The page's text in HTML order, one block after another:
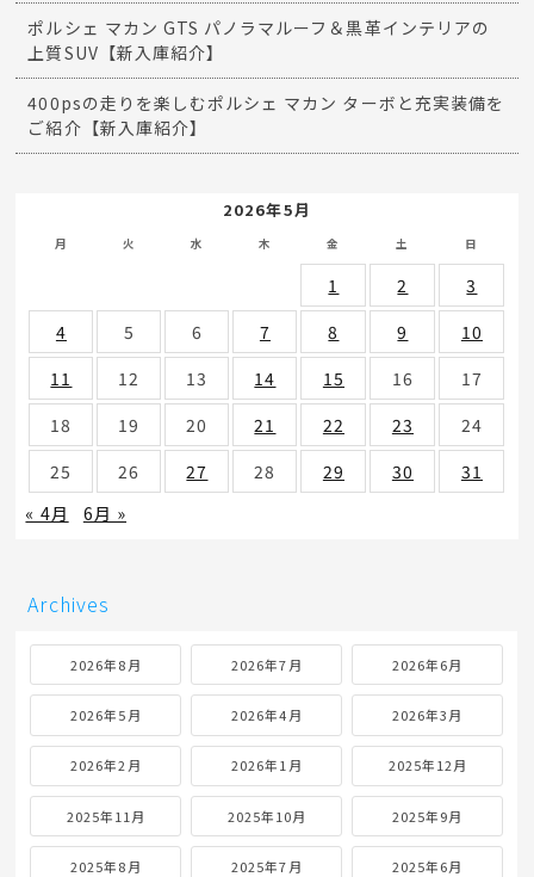
ポルシェ マカン GTS パノラマルーフ＆黒革インテリアの
上質SUV【新入庫紹介】
400psの走りを楽しむポルシェ マカン ターボと充実装備を
ご紹介【新入庫紹介】
2026年5月
月 火 水 木 金 土 日
1 2
3
4
5 6 7 8 9
10
11
12 13 14 15 16
17
18
19 20 21 22 23
24
25
26 27 28 29 30
31
« 4月
6月 »
Archives
2026年8月 2026年7月 2026年6月
2026年5月 2026年4月 2026年3月
2026年2月 2026年1月 2025年12月
2025年11月 2025年10月 2025年9月
2025年8月 2025年7月 2025年6月